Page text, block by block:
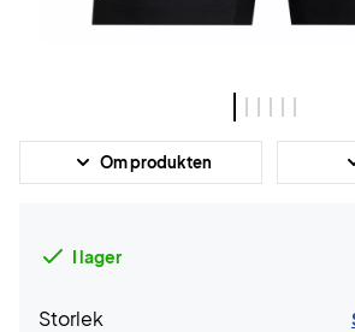
Om produkten
I lager
Storlek